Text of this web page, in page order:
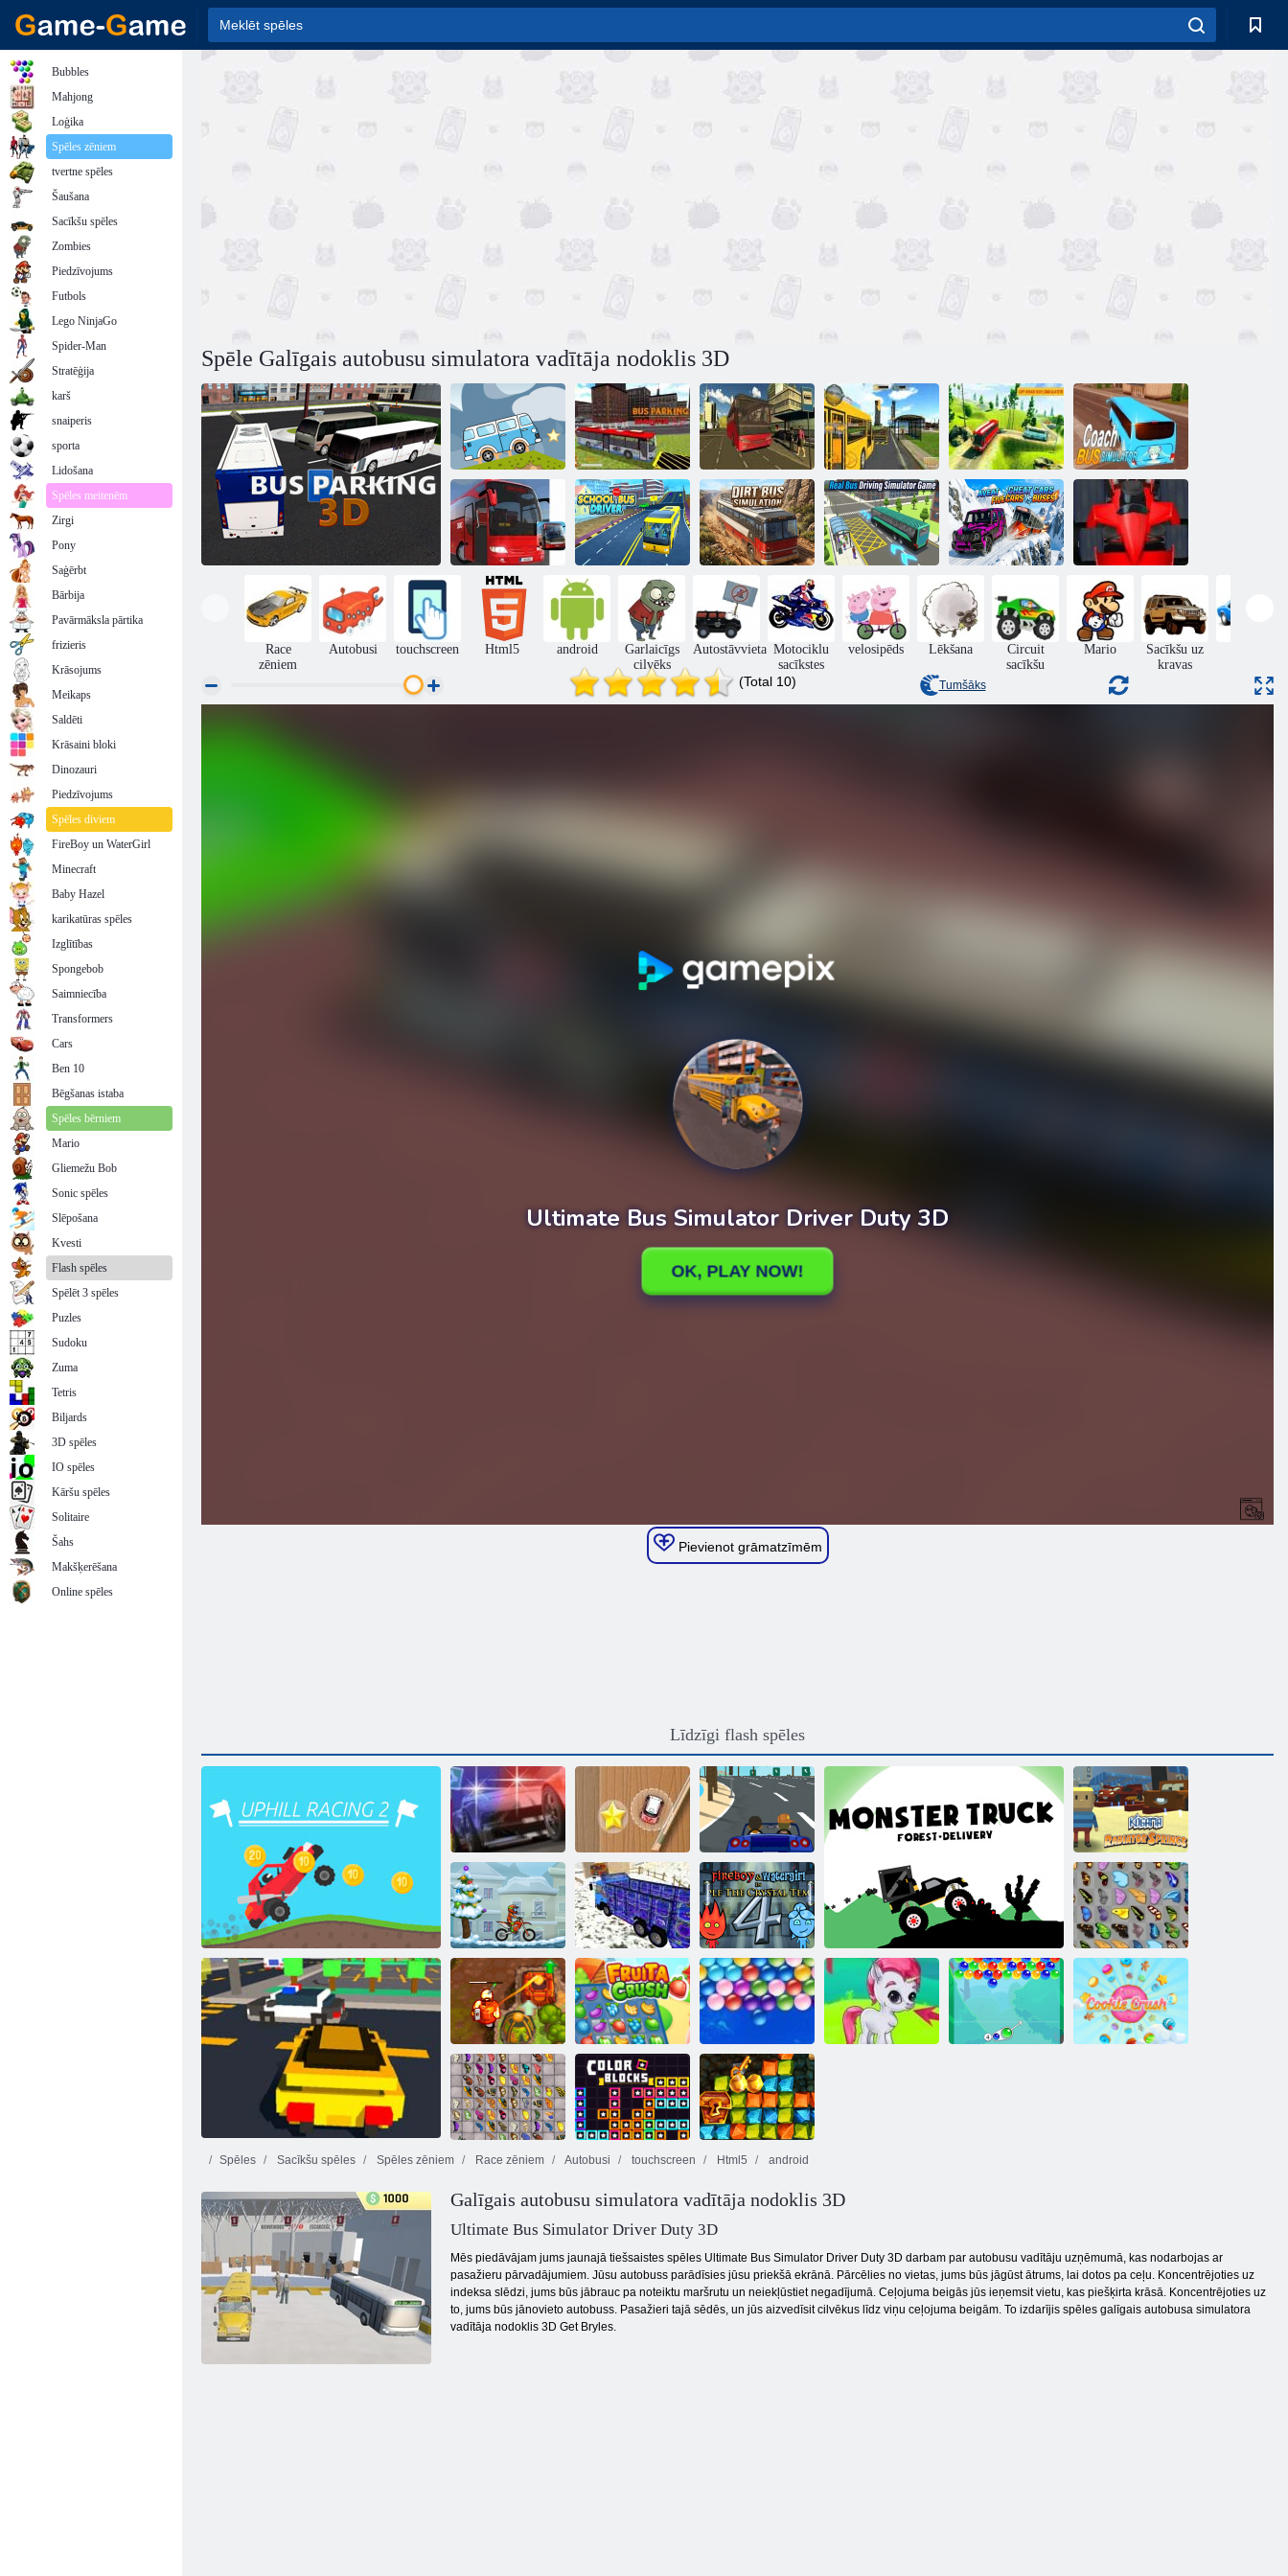
Spēle Galīgais autobusu simulatora vadītāja nodoklis 3D
Autobusa rallijs
Autobusu
autostāvvietas
simulators 3D
Autobusu
simulators 2018
Skolas autobusu
braukšanas
simulators
Bezceļu
autobuss
Pilsētas
autobusu
simulators
Pilsētas
autobusu
autobuss
Skolas autobusa
šoferis
Netīrumu
autobusa
simulācija
Īsta autobusa
braukšanas
simulatora spēle
Krāpināt
automašīnas vs
autobusi
Formula drudzis
Race
zēniem
Autobusi touchscreen Html5 android
Garlaicīgs
cilvēks
Autostāvvieta Motociklu
sacīkstes
velosipēds Lēkšana
Circuit
sacīkšu
Mario
Sacīkšu uz
kravas
(Total 10) Tumšāks
Pievienot grāmatzīmēm
Līdzīgi flash spēles
Augstas sacīkstes 2
Vajāšana uz ielas
Mini sacīkšu
skriešanās
Slepkava Racer
Kogama:
Radiatora avoti
Moto X3M
ziema
Kravas
automašīna 18
Lego supervaroņu sacīkstes
Fireboy and
Watergirl 4:
Kristāla templis
Tauriņš kyodai
Nolādēts
dārgums 2
Fruta Crush
Bezgalīgi
burbuļi
Tauriņš Kyodai
HD
Krāsu bloki
dārgumu
medības
Spēles Sacīkšu spēles Spēles zēniem Race zēniem Autobusi touchscreen Html5 android
Galīgais autobusu simulatora vadītāja nodoklis 3D
Ultimate Bus Simulator Driver Duty 3D
Mēs piedāvājam jums jaunajā tiešsaistes spēles Ultimate Bus Simulator Driver Duty 3D darbam par autobusu vadītāju uzņēmumā, kas nodarbojas ar
pasažieru pārvadājumiem. Jūsu autobuss parādīsies jūsu priekšā ekrānā. Pārcēlies no vietas, jums būs jāgūst ātrums, lai dotos pa ceļu. Koncentrējoties uz
indeksa slēdzi, jums būs jābrauc pa noteiktu maršrutu un neiekļūstiet negadījumā. Ceļojuma beigās jūs ieņemsit vietu, kas piešķirta krāsā. Koncentrējoties uz
to, jums būs jānovieto autobuss. Pasažieri tajā sēdēs, un jūs aizvedīsit cilvēkus līdz viņu ceļojuma beigām. To izdarījis spēles galīgais autobusa simulatora
vadītāja nodoklis 3D Get Bryles.
Bubbles
Mahjong
Loģika
Spēles zēniem
tvertne spēles
Šaušana
Sacīkšu spēles
Zombies
Piedzīvojums
Futbols
Lego NinjaGo
Spider-Man
Stratēģija
karš
snaiperis
sporta
Lidošana
Spēles meitenēm
Zirgi
Pony
Saģērbt
Bārbija
Pavārmāksla pārtika
frizieris
Krāsojums
Meikaps
Saldēti
Krāsaini bloki
Dinozauri
Piedzīvojums
Spēles diviem
FireBoy un WaterGirl
Minecraft
Baby Hazel
karikatūras spēles
Izglītības
Spongebob
Saimniecība
Transformers
Cars
Ben 10
Bēgšanas istaba
Spēles bērniem
Mario
Gliemežu Bob
Sonic spēles
Slēpošana
Kvesti
Flash spēles
Spēlēt 3 spēles
Puzles
Sudoku
Zuma
Tetris
Biljards
3D spēles
IO spēles
Kāršu spēles
Solitaire
Šahs
Makšķerēšana
Online spēles